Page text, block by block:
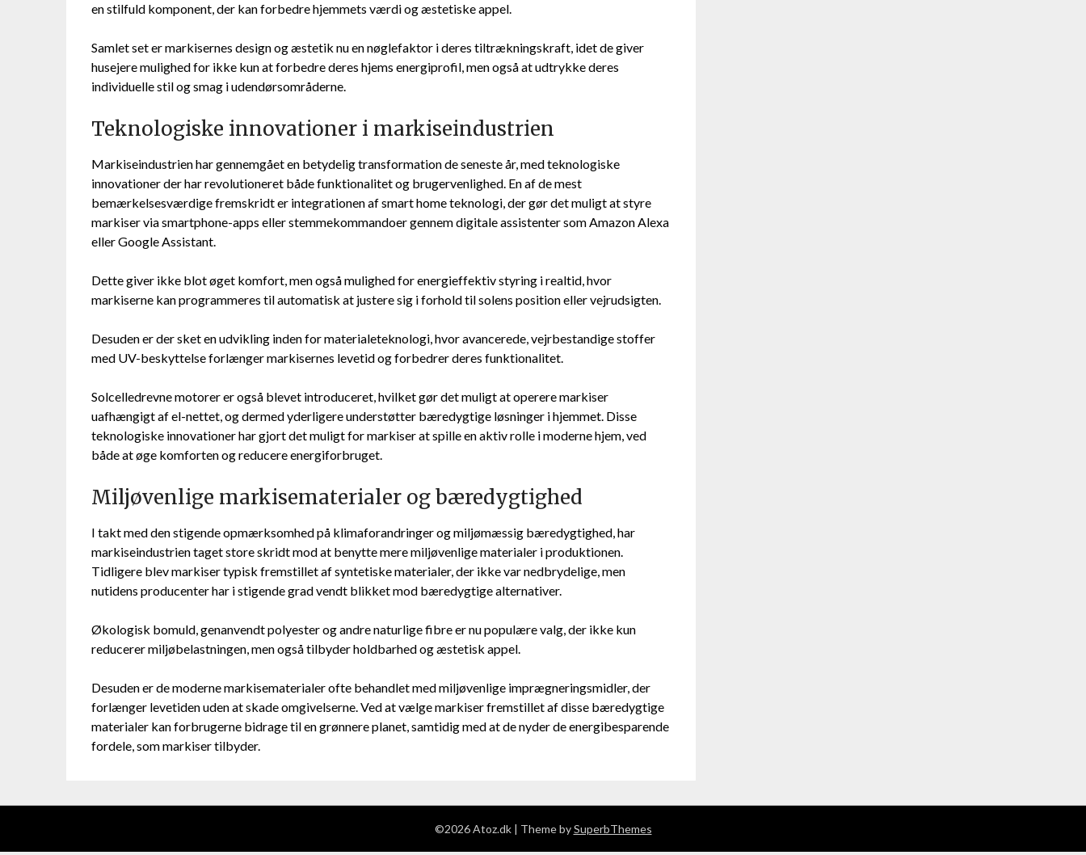
en stilfuld komponent, der kan forbedre hjemmets værdi og æstetiske appel.
Samlet set er markisernes design og æstetik nu en nøglefaktor i deres tiltrækningskraft, idet de giver
husejere mulighed for ikke kun at forbedre deres hjems energiprofil, men også at udtrykke deres
individuelle stil og smag i udendørsområderne.
Teknologiske innovationer i markiseindustrien
Markiseindustrien har gennemgået en betydelig transformation de seneste år, med teknologiske
innovationer der har revolutioneret både funktionalitet og brugervenlighed. En af de mest
bemærkelsesværdige fremskridt er integrationen af smart home teknologi, der gør det muligt at styre
markiser via smartphone-apps eller stemmekommandoer gennem digitale assistenter som Amazon Alexa
eller Google Assistant.
Dette giver ikke blot øget komfort, men også mulighed for energieffektiv styring i realtid, hvor
markiserne kan programmeres til automatisk at justere sig i forhold til solens position eller vejrudsigten.
Desuden er der sket en udvikling inden for materialeteknologi, hvor avancerede, vejrbestandige stoffer
med UV-beskyttelse forlænger markisernes levetid og forbedrer deres funktionalitet.
Solcelledrevne motorer er også blevet introduceret, hvilket gør det muligt at operere markiser
uafhængigt af el-nettet, og dermed yderligere understøtter bæredygtige løsninger i hjemmet. Disse
teknologiske innovationer har gjort det muligt for markiser at spille en aktiv rolle i moderne hjem, ved
både at øge komforten og reducere energiforbruget.
Miljøvenlige markisematerialer og bæredygtighed
I takt med den stigende opmærksomhed på klimaforandringer og miljømæssig bæredygtighed, har
markiseindustrien taget store skridt mod at benytte mere miljøvenlige materialer i produktionen.
Tidligere blev markiser typisk fremstillet af syntetiske materialer, der ikke var nedbrydelige, men
nutidens producenter har i stigende grad vendt blikket mod bæredygtige alternativer.
Økologisk bomuld, genanvendt polyester og andre naturlige fibre er nu populære valg, der ikke kun
reducerer miljøbelastningen, men også tilbyder holdbarhed og æstetisk appel.
Desuden er de moderne markisematerialer ofte behandlet med miljøvenlige imprægneringsmidler, der
forlænger levetiden uden at skade omgivelserne. Ved at vælge markiser fremstillet af disse bæredygtige
materialer kan forbrugerne bidrage til en grønnere planet, samtidig med at de nyder de energibesparende
fordele, som markiser tilbyder.
©2026 Atoz.dk | Theme bySuperbThemes